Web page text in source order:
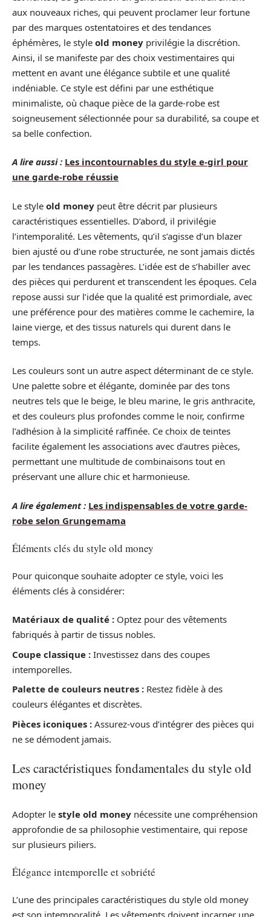
aux nouveaux riches, qui peuvent proclamer leur fortune
par des marques ostentatoires et des tendances
éphémères, le style old money privilégie la discrétion.
Ainsi, il se manifeste par des choix vestimentaires qui
mettent en avant une élégance subtile et une qualité
indéniable. Ce style est défini par une esthétique
minimaliste, où chaque pièce de la garde-robe est
soigneusement sélectionnée pour sa durabilité, sa coupe et
sa belle confection.
A lire aussi : Les incontournables du style e-girl pour
une garde-robe réussie
Le style old money peut être décrit par plusieurs
caractéristiques essentielles. D’abord, il privilégie
l’intemporalité. Les vêtements, qu’il s’agisse d’un blazer
bien ajusté ou d’une robe structurée, ne sont jamais dictés
par les tendances passagères. L’idée est de s’habiller avec
des pièces qui perdurent et transcendent les époques. Cela
repose aussi sur l’idée que la qualité est primordiale, avec
une préférence pour des matières comme le cachemire, la
laine vierge, et des tissus naturels qui durent dans le
temps.
Les couleurs sont un autre aspect déterminant de ce style.
Une palette sobre et élégante, dominée par des tons
neutres tels que le beige, le bleu marine, le gris anthracite,
et des couleurs plus profondes comme le noir, confirme
l’adhésion à la simplicité raffinée. Ce choix de teintes
facilite également les associations avec d’autres pièces,
permettant une multitude de combinaisons tout en
préservant une allure chic et harmonieuse.
A lire également : Les indispensables de votre garde-
robe selon Grungemama
Éléments clés du style old money
Pour quiconque souhaite adopter ce style, voici les
éléments clés à considérer:
Matériaux de qualité : Optez pour des vêtements
fabriqués à partir de tissus nobles.
Coupe classique : Investissez dans des coupes
intemporelles.
Palette de couleurs neutres : Restez fidèle à des
couleurs élégantes et discrètes.
Pièces iconiques : Assurez-vous d’intégrer des pièces qui
ne se démodent jamais.
Les caractéristiques fondamentales du style old
money
Adopter le style old money nécessite une compréhension
approfondie de sa philosophie vestimentaire, qui repose
sur plusieurs piliers.
Élégance intemporelle et sobriété
L’une des principales caractéristiques du style old money
est son intemporalité. Les vêtements doivent incarner une